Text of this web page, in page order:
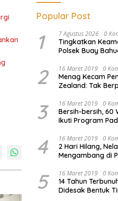
Popular Post
1 7 Agustus 2026 0
Tingkatkan
Polsek Buay
2 16 Maret 2019 0
Menag Kecam
Zealand: Tak
3 16 Maret 2019 0
Bersih-bersih, 60
Ikuti Program
4 16 Maret 2019 0
2 Hari Hilang,
Mengambang di
5 16 Maret 2019 0
14 Tahun
Didesak Bentuk